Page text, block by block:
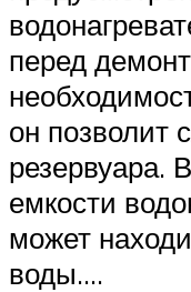
перед
он позволит
резервуара.
емкости
может
воды….